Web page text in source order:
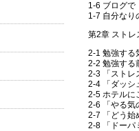
1-6 ブログで
1-7 自分なり
第2章 ストレ
2-1 勉強する
2-2 勉強する
2-3 「ストレ
2-4 「ダッシ
2-5 ホテルに
2-6 「やる気
2-7 「どう始
2-8 「ドーパ